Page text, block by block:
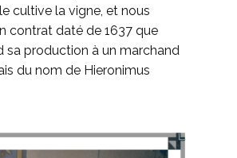
cultive la vigne, et nous
contrat daté de 1637 que
sa production à un marchand
du nom de Hieronimus